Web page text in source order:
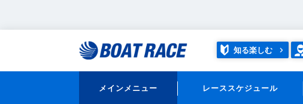
知る楽しむ
メインメニュー レーススケジュール